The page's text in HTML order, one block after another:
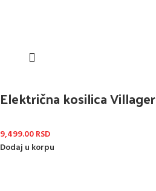
Električna kosilica
9,499.00RSD
Dodaj u korpu